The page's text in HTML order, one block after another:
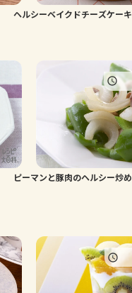
ヘルシーベイクドチーズケーキ
ピーマンと豚肉のヘルシー炒め